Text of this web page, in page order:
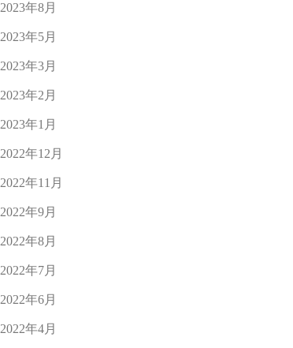
2023年8月
2023年5月
2023年3月
2023年2月
2023年1月
2022年12月
2022年11月
2022年9月
2022年8月
2022年7月
2022年6月
2022年4月